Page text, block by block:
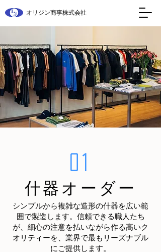
​ オリジン商事株式会社
什器オーダー
シンプルから複雑な造形の什器を広い範
囲で製造します。信頼できる職人たち
が、細心の注意を払いながら作る高いク
オリティーを、業界で最もリーズナブル
にご提供します。